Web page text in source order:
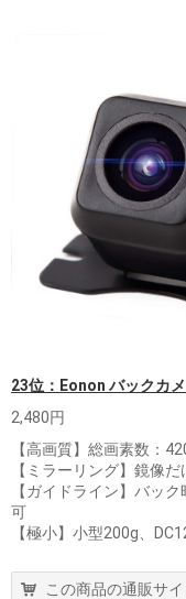
23位：Eonon バックカ
2,480円
【高画質】総画素数：
【ミラーリング】鏡像
【ガイドライン】バッ
可
【極小】小型200g、
この商品の通販サ